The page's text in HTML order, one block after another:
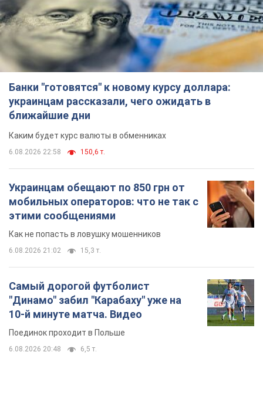
Банки "готовятся" к новому курсу доллара:
украинцам рассказали, чего ожидать в
ближайшие дни
Каким будет курс валюты в обменниках
6.08.2026 22:58 150,6 т.
Украинцам обещают по 850 грн от
мобильных операторов: что не так с
этими сообщениями
Как не попасть в ловушку мошенников
6.08.2026 21:02 15,3 т.
Самый дорогой футболист
"Динамо" забил "Карабаху" уже на
10-й минуте матча. Видео
Поединок проходит в Польше
6.08.2026 20:48 6,5 т.